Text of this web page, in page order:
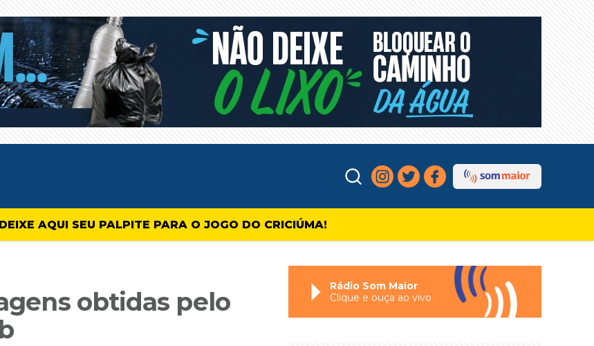
DEIXE AQUI SEU PALPITE PARA O JOGO DO CRICIÚMA!
obtidas pelo
Rádio Som Maior
Clique e ouça ao vivo